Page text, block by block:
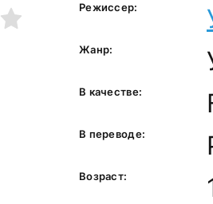
Режиссер:
Жанр:
В качестве:
В переводе:
Возраст: